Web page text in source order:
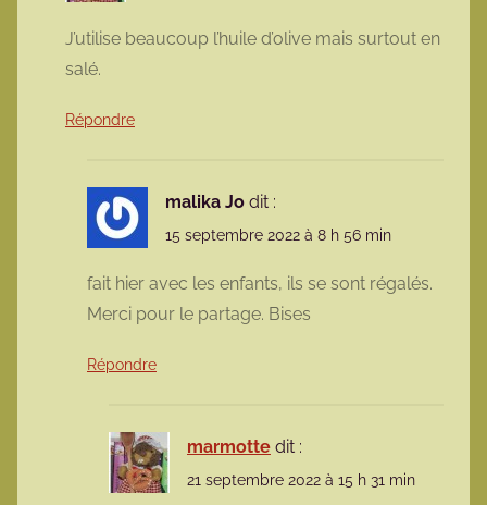
J’utilise beaucoup l’huile d’olive mais surtout en
salé.
Répondre
malika Jo dit :
15 septembre 2022 à 8 h 56 min
fait hier avec les enfants, ils se sont régalés.
Merci pour le partage. Bises
Répondre
marmotte dit :
21 septembre 2022 à 15 h 31 min